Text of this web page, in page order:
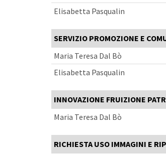
Elisabetta Pasqualin
SERVIZIO PROMOZIONE E
Maria Teresa Dal Bò
Elisabetta Pasqualin
INNOVAZIONE FRUIZIONE
Maria Teresa Dal Bò
RICHIESTA USO IMMAGINI E